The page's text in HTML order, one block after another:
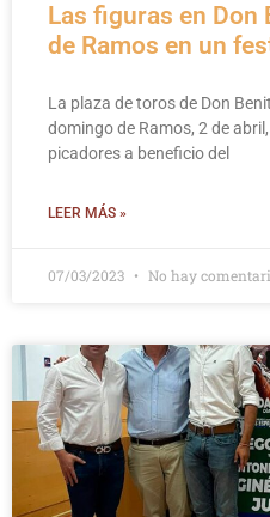
Las figuras en Don
de Ramos en un
La plaza de toros de Don
domingo de Ramos, 2 de
picadores a beneficio del
LEER MÁS »
07/03/2023 No hay